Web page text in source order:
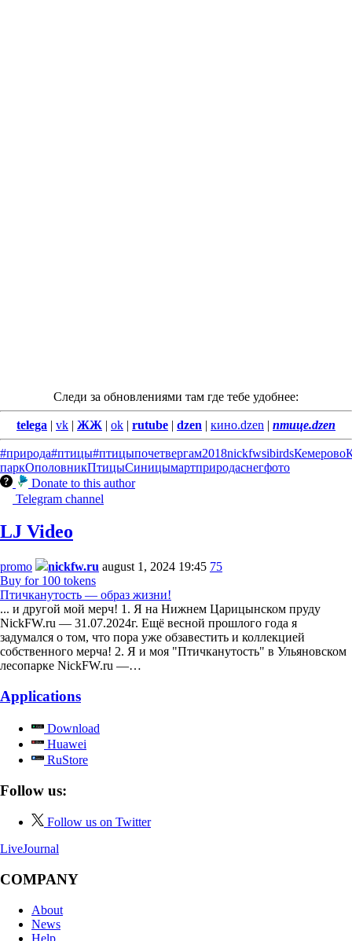
Следи за обновлениями там где тебе удобнее:
telega | vk | ЖЖ | ok | rutube | dzen | кино.dzen | птице.dzen
#природа#птицы#птицыпочетвергам2018nickfwsibirdsКемерово
паркОполовникПтицыСиницымартприродаснегфото
Donate to this author
Telegram channel
LJ Video
promo nickfw.ru august 1, 2024 19:45 75
Buy for 100 tokens
Птичканутость — образ жизни!
... и другой мой мерч! 1. Я на Нижнем Царицынском пруду
NickFW.ru — 31.07.2024г. Ещё весной прошлого года я
задумался о том, что пора уже обзавестить и коллекцией
собственного мерча! 2. Я и моя "Птичканутость" в Ульяновском
лесопарке NickFW.ru —…
Applications
Download
Huawei
RuStore
Follow us:
Follow us on Twitter
LiveJournal
COMPANY
About
News
Help